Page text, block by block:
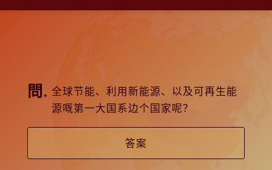
全球节能、利用新能源、以及可再生能
源嘅第一大国系边个国家呢？
答案